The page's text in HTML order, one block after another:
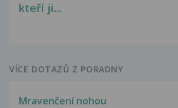
kteří ji...
VÍCE DOTAZŮ Z PORADNY
Mravenčení nohou